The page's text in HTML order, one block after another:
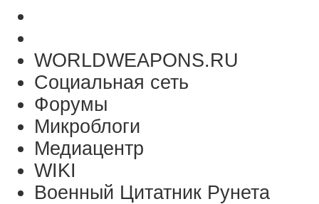
WORLDWEAPONS.RU
Социальная сеть
Форумы
Микроблоги
Медиацентр
WIKI
Военный Цитатник Рунета